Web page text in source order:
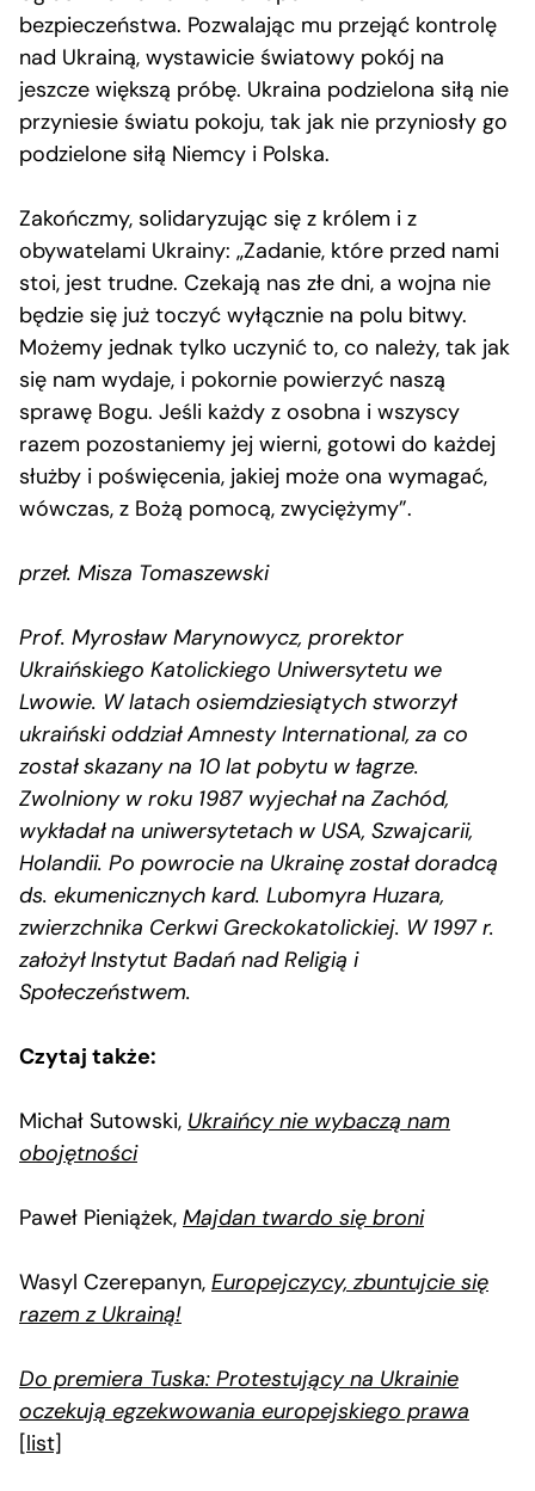
bezpieczeństwa. Pozwalając mu przejąć kontrolę
nad Ukrainą, wystawicie światowy pokój na
jeszcze większą próbę. Ukraina podzielona siłą nie
przyniesie światu pokoju, tak jak nie przyniosły go
podzielone siłą Niemcy i Polska.
Zakończmy, solidaryzując się z królem i z
obywatelami Ukrainy: „Zadanie, które przed nami
stoi, jest trudne. Czekają nas złe dni, a wojna nie
będzie się już toczyć wyłącznie na polu bitwy.
Możemy jednak tylko uczynić to, co należy, tak jak
się nam wydaje, i pokornie powierzyć naszą
sprawę Bogu. Jeśli każdy z osobna i wszyscy
razem pozostaniemy jej wierni, gotowi do każdej
służby i poświęcenia, jakiej może ona wymagać,
wówczas, z Bożą pomocą, zwyciężymy”.
przeł. Misza Tomaszewski
Prof. Myrosław Marynowycz, prorektor
Ukraińskiego Katolickiego Uniwersytetu we
Lwowie. W latach osiemdziesiątych stworzył
ukraiński oddział Amnesty International, za co
został skazany na 10 lat pobytu w łagrze.
Zwolniony w roku 1987 wyjechał na Zachód,
wykładał na uniwersytetach w USA, Szwajcarii,
Holandii. Po powrocie na Ukrainę został doradcą
ds. ekumenicznych kard. Lubomyra Huzara,
zwierzchnika Cerkwi Greckokatolickiej. W 1997 r.
założył Instytut Badań nad Religią i
Społeczeństwem.
Czytaj także:
Michał Sutowski, Ukraińcy nie wybaczą nam
obojętności
Paweł Pieniążek, Majdan twardo się broni
Wasyl Czerepanyn, Europejczycy, zbuntujcie się
razem z Ukrainą!
Do premiera Tuska: Protestujący na Ukrainie
oczekują egzekwowania europejskiego prawa
[list]